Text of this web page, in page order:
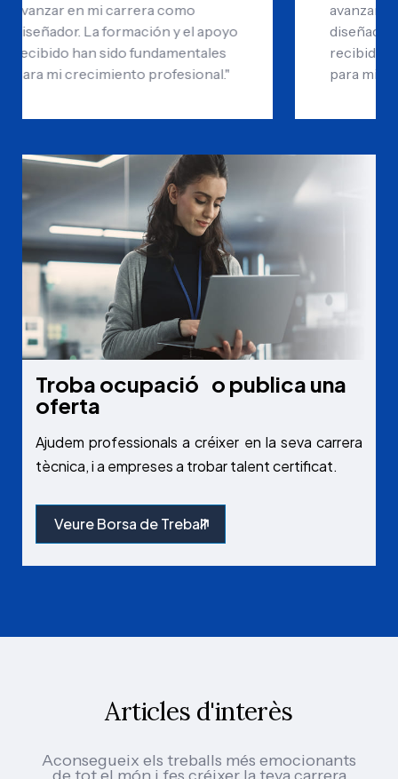
en mi carrera como
La formación y el apoyo
han sido fundamentales
crecimiento profesional."
avanzar en mi
diseñador. La
recibido han
para mi
Troba ocupació o publica una
oferta
Ajudem professionals a créixer en la seva carrera
tècnica, i a empreses a trobar talent certificat.
Veure Borsa de Treball
Articles d'interès
Aconsegueix els treballs més emocionants
de tot el món i fes créixer la teva carrera